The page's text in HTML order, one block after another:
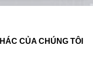
CỦA CHÚNG TÔI